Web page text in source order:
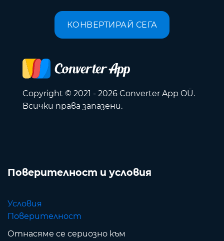
КОНВЕРТИРАЙ СЕГА
Copyright © 2021 - 2026 Converter App OÜ.
Всички права запазени.
Поверителност и условия
Условия
Поверителност
Отнасяме се сериозно към